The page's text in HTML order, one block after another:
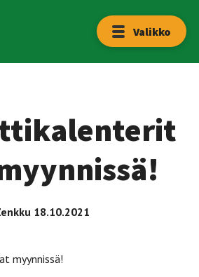
Valikko
18.10.2021
myynnissä!